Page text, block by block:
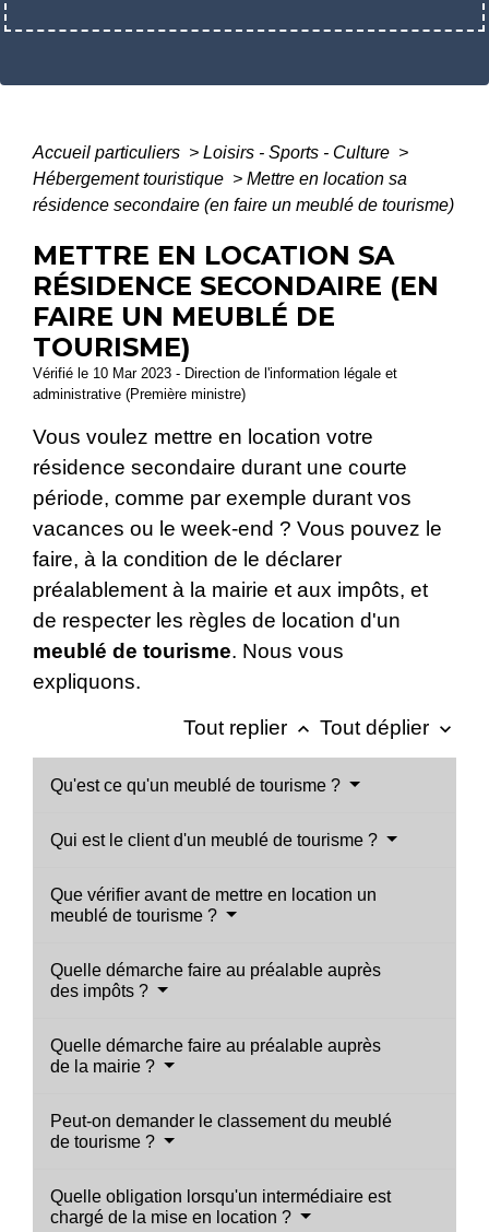
Accueil particuliers > Loisirs - Sports - Culture >
Hébergement touristique > Mettre en location sa
résidence secondaire (en faire un meublé de tourisme)
METTRE EN LOCATION SA
RÉSIDENCE SECONDAIRE (EN
FAIRE UN MEUBLÉ DE
TOURISME)
Vérifié le 10 Mar 2023 - Direction de l'information légale et
administrative (Première ministre)
Vous voulez mettre en location votre
résidence secondaire durant une courte
période, comme par exemple durant vos
vacances ou le week-end ? Vous pouvez le
faire, à la condition de le déclarer
préalablement à la mairie et aux impôts, et
de respecter les règles de location d'un
meublé de tourisme. Nous vous
expliquons.
Tout replier keyboard_arrow_up Tout déplier keyboard_arrow_down
Qu'est ce qu'un meublé de tourisme ?
Qui est le client d'un meublé de tourisme ?
Que vérifier avant de mettre en location un
meublé de tourisme ?
Quelle démarche faire au préalable auprès
des impôts ?
Quelle démarche faire au préalable auprès
de la mairie ?
Peut-on demander le classement du meublé
de tourisme ?
Quelle obligation lorsqu'un intermédiaire est
chargé de la mise en location ?